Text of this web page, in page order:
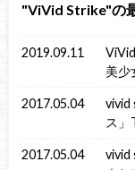
ViVid Strike の
2019.09.11
美少
2017.05.04
vivid
ス
2017.05.04
vivid